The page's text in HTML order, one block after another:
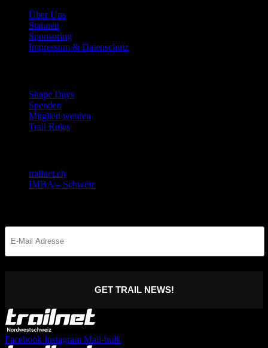
Über Uns
Statuten
Sponsoring
Impressum & Datenschutz
Shape Days
Spenden
Mitglied werden
Trail Rules
trailnet.ch
IMBA – Schweiz
GET TRAIL NEWS!
Facebook Instagram Mail-bulk